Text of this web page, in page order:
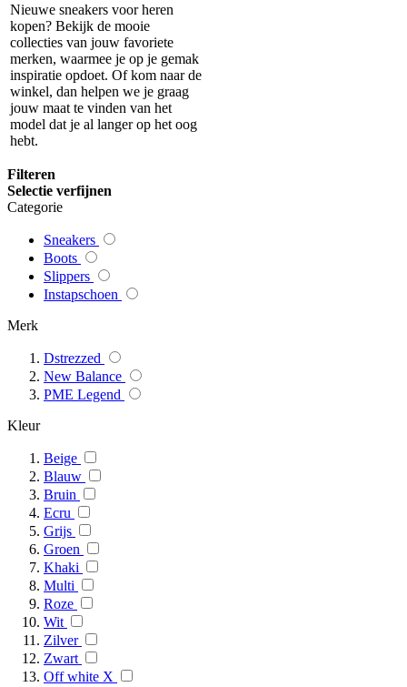
Nieuwe sneakers voor heren
kopen? Bekijk de mooie
collecties van jouw favoriete
merken, waarmee je op je gemak
inspiratie opdoet. Of kom naar de
winkel, dan helpen we je graag
jouw maat te vinden van het
model dat je al langer op het oog
hebt.
Filteren
Selectie verfijnen
Categorie
Sneakers
Boots
Slippers
Instapschoen
Merk
Dstrezzed
New Balance
PME Legend
Kleur
Beige
Blauw
Bruin
Ecru
Grijs
Groen
Khaki
Multi
Roze
Wit
Zilver
Zwart
Off white X